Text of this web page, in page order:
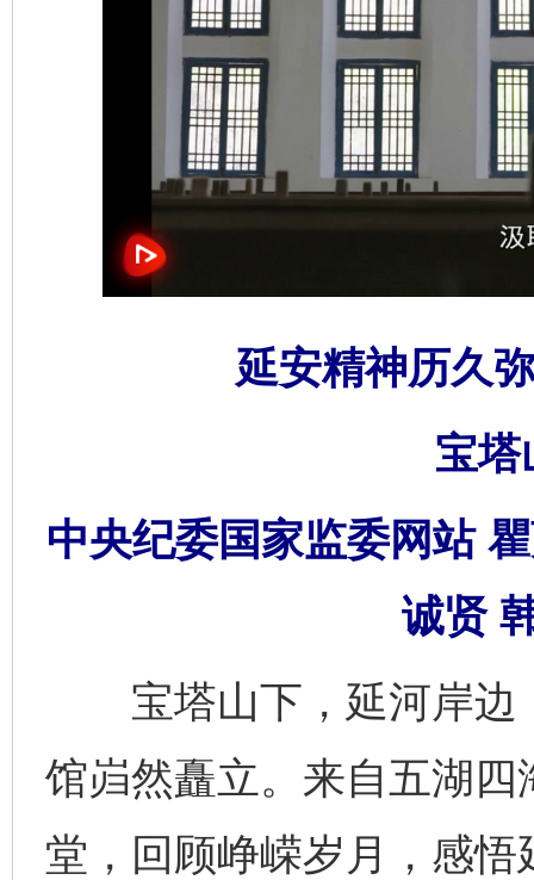
延安精神历久
宝塔
中央纪委国家监委网站
诚贤
宝塔山下，延河岸边
馆岿然矗立。来自五湖
堂，回顾峥嵘岁月，感